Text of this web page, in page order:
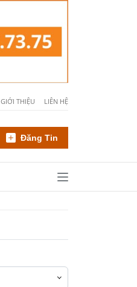
GIỚI THIỆU LIÊN HỆ
Đăng Tin